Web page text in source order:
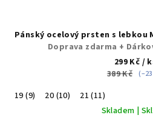
Pánský ocelový prsten s lebkou
Doprava zdarma +
299 Kč /
389 Kč
19 (9) 20 (10)
21 (11)
Skladem |